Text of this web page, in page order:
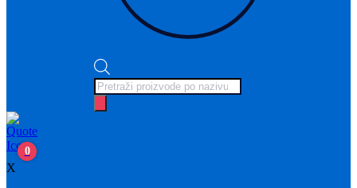
Products
search
0
X